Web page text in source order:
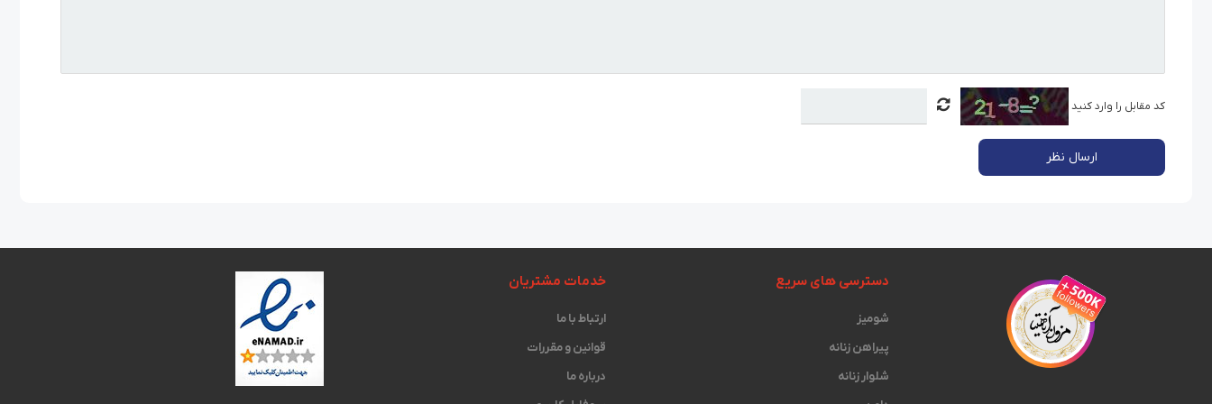
کد مقابل را وارد کنید
ارسال نظر
دسترسی های سریع
شومیز
پیراهن زنانه
شلوار زنانه
خدمات مشتریان
ارتباط با ما
قوانین و مقررات
درباره ما